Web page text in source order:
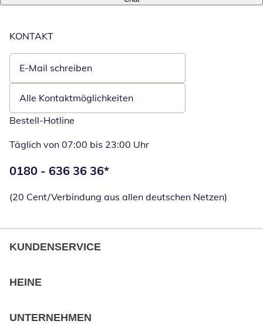
KONTAKT
E-Mail schreiben
Öffnet E-Mail-Client
Alle Kontaktmöglichkeiten
Bestell-Hotline
Täglich von 07:00 bis 23:00 Uhr
Telefonnummer:
0180 - 636 36 36*
(20 Cent/Verbindung aus allen deutschen Netzen)
KUNDENSERVICE
HEINE
UNTERNEHMEN